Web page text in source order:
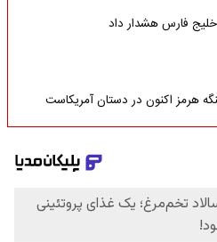
خلیج فارس هشدار داد
هرمز اکنون در دستان آمریکاست